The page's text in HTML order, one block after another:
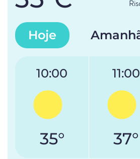
Hoje
10:00
35°
11:00
37°